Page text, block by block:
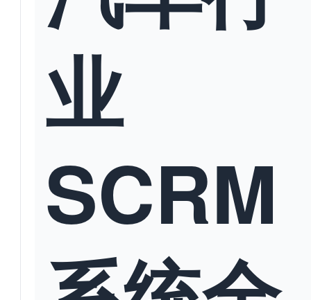
业
SCRM